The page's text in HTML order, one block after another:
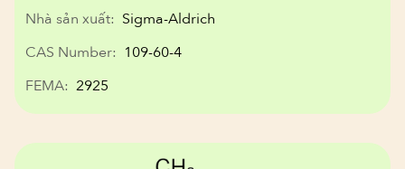
Nhà sản xuất: Sigma-Aldrich
CAS Number: 109-60-4
FEMA: 2925